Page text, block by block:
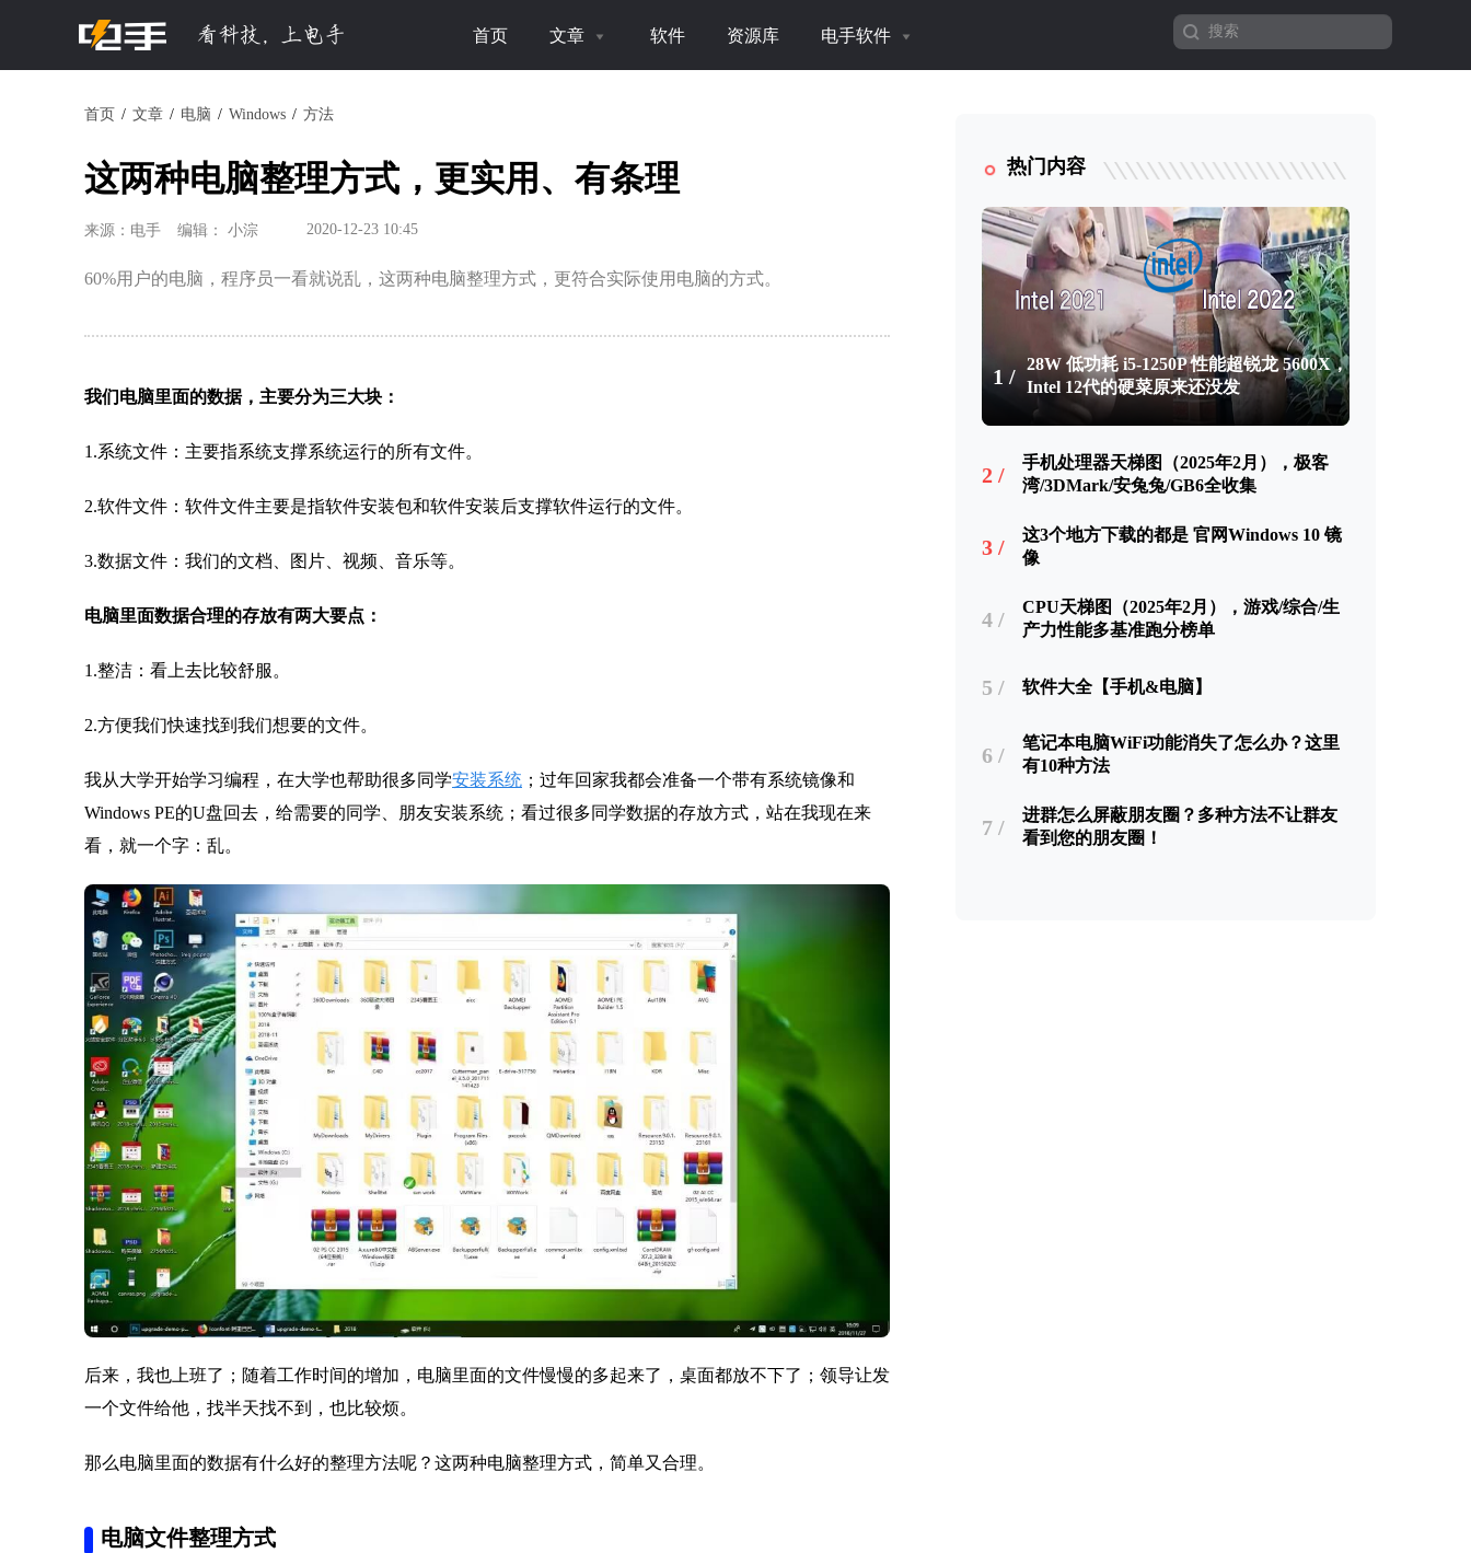
首页 文章 软件 资源库 电手软件
首页 文章 电脑 Windows 方法
这两种电脑整理方式，更实用、有条理
来源：电手 编辑： 小淙 2020-12-23 10:45
60%用户的电脑，程序员一看就说乱，这两种电脑整理方式，更符合实际使用电脑的方式。
我们电脑里面的数据，主要分为三大块：
1.系统文件：主要指系统支撑系统运行的所有文件。
2.软件文件：软件文件主要是指软件安装包和软件安装后支撑软件运行的文件。
3.数据文件：我们的文档、图片、视频、音乐等。
电脑里面数据合理的存放有两大要点：
1.整洁：看上去比较舒服。
2.方便我们快速找到我们想要的文件。
我从大学开始学习编程，在大学也帮助很多同学安装系统 ；过年回家我都会准备一个带有系统镜像和
Windows PE的U盘回去，给需要的同学、朋友安装系统；看过很多同学数据的存放方式，站在我现在来
看，就一个字：乱。
后来，我也上班了；随着工作时间的增加，电脑里面的文件慢慢的多起来了，桌面都放不下了；领导让发
一个文件给他，找半天找不到，也比较烦。
那么电脑里面的数据有什么好的整理方法呢？这两种电脑整理方式，简单又合理。
电脑文件整理方式
热门内容
1 /
28W 低功耗 i5-1250P 性能超锐龙 5600X，
Intel 12代的硬菜原来还没发
2 /
手机处理器天梯图（2025年2月），极客
湾/3DMark/安兔兔/GB6全收集
3 /
这3个地方下载的都是 官网Windows 10 镜
像
4 /
CPU天梯图（2025年2月），游戏/综合/生
产力性能多基准跑分榜单
5 / 软件大全【手机&电脑】
6 /
笔记本电脑WiFi功能消失了怎么办？这里
有10种方法
7 /
进群怎么屏蔽朋友圈？多种方法不让群友
看到您的朋友圈！